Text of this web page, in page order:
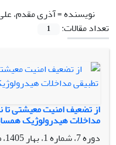
نویسنده =آذری مقدم،
تعداد مقالات:
1
از تضعیف امنیت معیشتی تا
مداخلات هیدرولوژیک همسایگان
دوره 7، شماره 1، بهار 1405، صفحه